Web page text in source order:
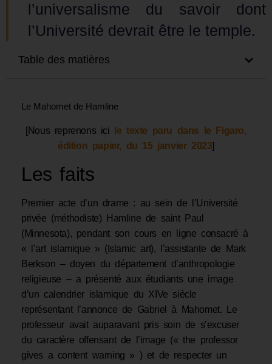
l’universalisme du savoir dont
l’Université devrait être le temple.
Table des matières
Le Mahomet de Hamline
[Nous reprenons ici
le texte paru dans le Figaro,
édition papier, du 15 janvier 2023]
Les faits
Premier acte d’un drame : au sein de l’Université
privée (méthodiste) Hamline de saint Paul
(Minnesota), pendant son cours en ligne consacré à
« l’art islamique » (Islamic art), l’assistante de Mark
Berkson – doyen du département d’anthropologie
religieuse – a présenté aux étudiants une image
d’un calendrier islamique du XIVe siècle
représentant l’annonce de Gabriel à Mahomet. Le
professeur avait auparavant pris soin de s’excuser
du caractère offensant de l’image (« the professor
gives a content warning » ) et de respecter un